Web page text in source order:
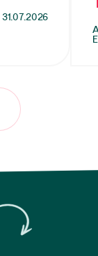
31.07.2026